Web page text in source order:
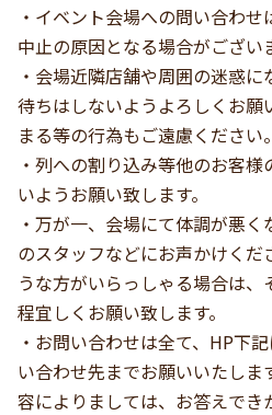
・イベント会場への問い合わ
中止の原因となる場合がござい
・会場近隣店舗や周囲の迷惑
待ちはしないようよろしくお願
まる等の行為もご遠慮ください。
・列への割り込み等他のお客
いようお願い致します。
・万が一、会場にて体調が悪
のスタッフなどにお声かけくだ
うな方がいらっしゃる場合は
程宜しくお願い致します。
・お問い合わせは全て、HP下
い合わせ先までお願いいたしま
容によりましては、お答えでき